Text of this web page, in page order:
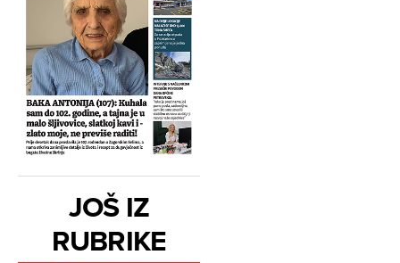
JOŠ IZ
RUBRIKE